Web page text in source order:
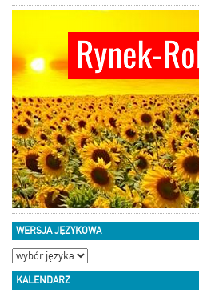
WERSJA JĘZYKOWA
KALENDARZ